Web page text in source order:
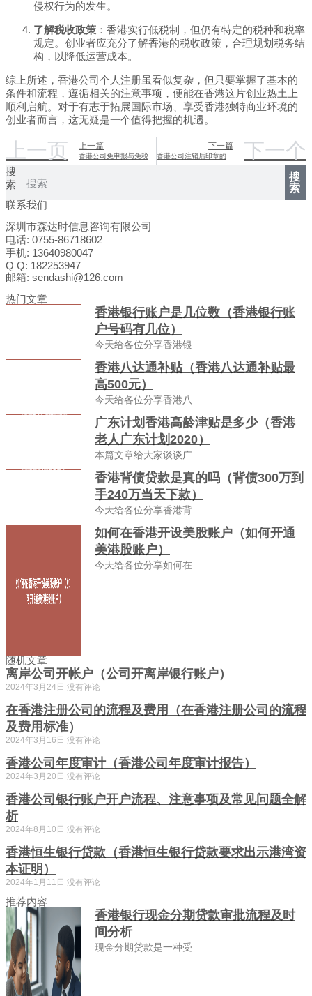
侵权行为的发生。
了解税收政策 ：香港实行低税制，但仍有特定的税种和税率
规定。创业者应充分了解香港的税收政策，合理规划税务结
构，以降低运营成本。
综上所述，香港公司个人注册虽看似复杂，但只要掌握了基本的
条件和流程，遵循相关的注意事项，便能在香港这片创业热土上
顺利启航。对于有志于拓展国际市场、享受香港独特商业环境的
创业者而言，这无疑是一个值得把握的机遇。
上一页 上一篇 下一篇 下一个
搜
索
搜
索
联系我们
深圳市森达时信息咨询有限公司
电话: 0755-86718602
手机: 13640980047
Q Q: 182253947
邮箱: sendashi@126.com
热门文章
香港银行账户是几位数（香港银行账
户号码有几位）
今天给各位分享香港银
香港八达通补贴（香港八达通补贴最
高500元）
今天给各位分享香港八
广东计划香港高龄津贴是多少（香港
老人广东计划2020）
本篇文章给大家谈谈广
香港背债贷款是真的吗（背债300万到
手240万当天下款）
今天给各位分享香港背
如何在香港开设美股账户（如何开通
美港股账户）
今天给各位分享如何在
随机文章
离岸公司开帐户（公司开离岸银行账户）
2024年3月24日 没有评论
在香港注册公司的流程及费用（在香港注册公司的流程
及费用标准）
2024年3月16日 没有评论
香港公司年度审计（香港公司年度审计报告）
2024年3月20日 没有评论
香港公司银行账户开户流程、注意事项及常见问题全解
析
2024年8月10日 没有评论
香港恒生银行贷款（香港恒生银行贷款要求出示港湾资
本证明）
2024年1月11日 没有评论
推荐内容
香港银行现金分期贷款审批流程及时
间分析
现金分期贷款是一种受